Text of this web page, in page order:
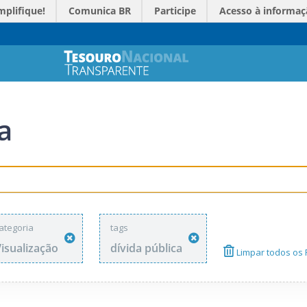
Comunica BR Participe Acesso à
tags
dívida pública Limpar todos os